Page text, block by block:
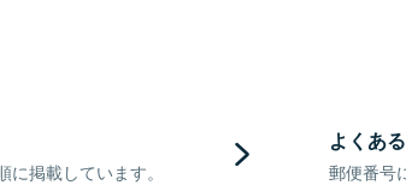
掲載しています。
よくあ
郵便番号